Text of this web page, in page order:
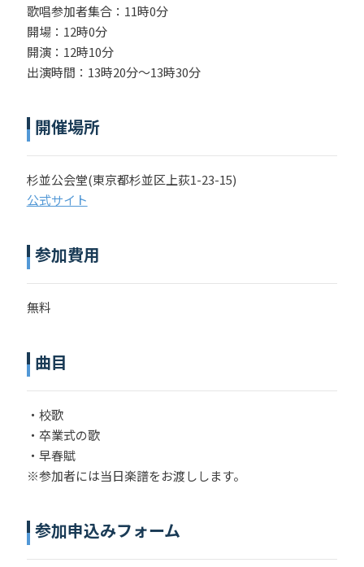
歌唱参加者集合：11時0分
開場：12時0分
開演：12時10分
出演時間：13時20分～13時30分
開催場所
杉並公会堂(東京都杉並区上荻1-23-15)
公式サイト
参加費用
無料
曲目
・校歌
・卒業式の歌
・早春賦
※参加者には当日楽譜をお渡しします。
参加申込みフォーム